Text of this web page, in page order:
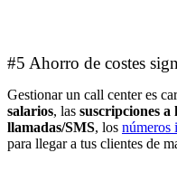
#5 Ahorro de costes
Gestionar un call center es
salarios, las suscripciones
llamadas/SMS, los números
para llegar a tus clientes de